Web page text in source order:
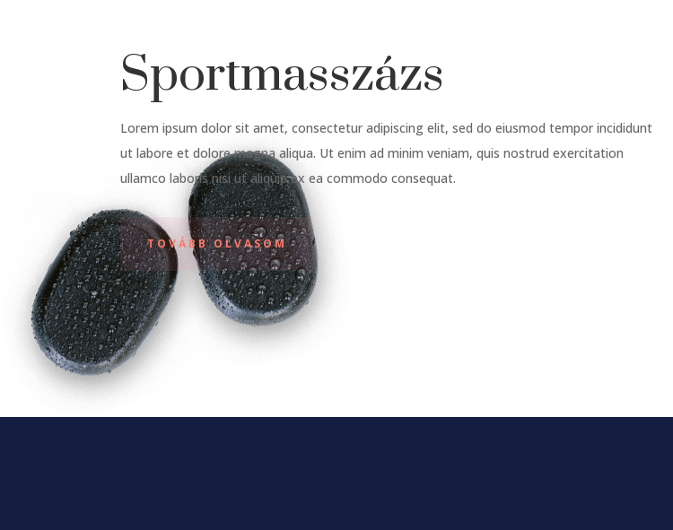
Sportmasszázs
Lorem ipsum dolor sit amet, consectetur adipiscing elit, sed do eiusmod tempor incididunt
ut labore et dolore magna aliqua. Ut enim ad minim veniam, quis nostrud exercitation
ullamco laboris nisi ut aliquip ex ea commodo consequat.
TOVÁBB OLVASOM